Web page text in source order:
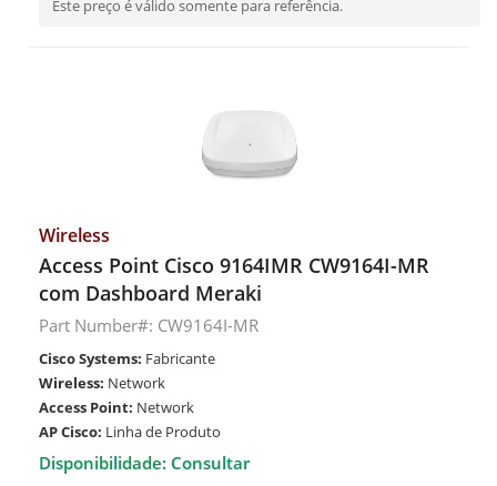
Este preço é válido somente para referência.
Wireless
Access Point Cisco 9164IMR CW9164I-MR
com Dashboard Meraki
Part Number#: CW9164I-MR
Cisco Systems: Fabricante
Wireless: Network
Access Point: Network
AP Cisco: Linha de Produto
Disponibilidade: Consultar